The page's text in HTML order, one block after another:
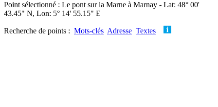
Point sélectionné : Le pont sur la Marne à Marnay - Lat: 48° 00'
43.45" N, Lon: 5° 14' 55.15" E
Recherche de points : Mots-clés Adresse Textes